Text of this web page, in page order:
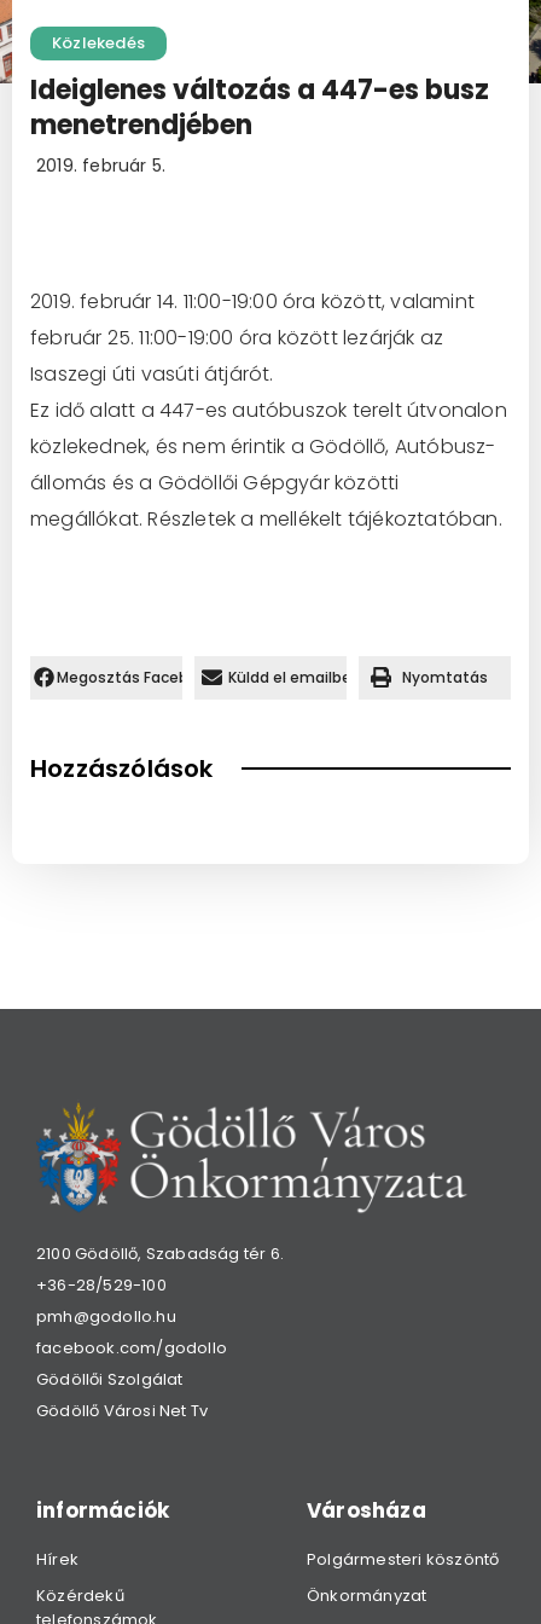
Közlekedés
Ideiglenes változás a 447-es busz
menetrendjében
2019. február 5.
2019. február 14. 11:00-19:00 óra között, valamint
február 25. 11:00-19:00 óra között lezárják az
Isaszegi úti vasúti átjárót.
Ez idő alatt a 447-es autóbuszok terelt útvonalon
közlekednek, és nem érintik a Gödöllő, Autóbusz-
állomás és a Gödöllői Gépgyár közötti
megállókat. Részletek a mellékelt tájékoztatóban.
Megosztás Facebookon.Küldd el emailben Nyomtatás
Hozzászólások
2100 Gödöllő, Szabadság tér 6.
+36-28/529-100
pmh@godollo.hu
facebook.com/godollo
Gödöllői Szolgálat
Gödöllő Városi Net Tv
információk
Hírek
Közérdekű
Városháza
Polgármesteri köszöntő
Önkormányzat